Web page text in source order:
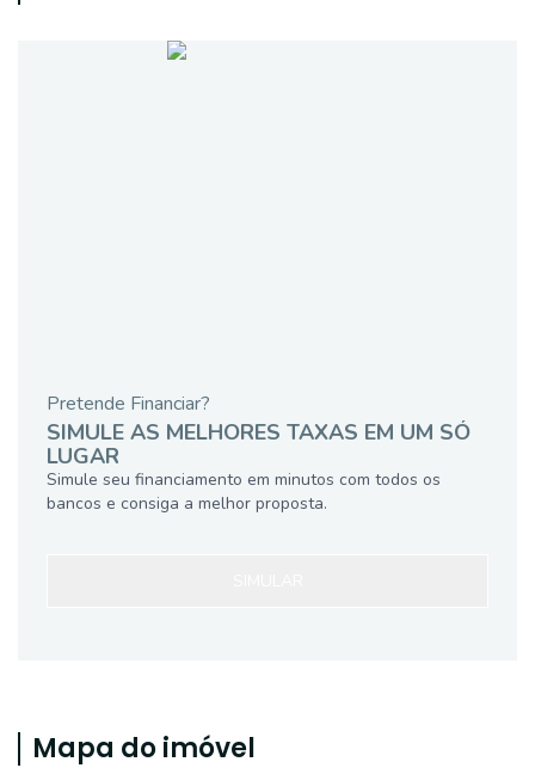
Pretende Financiar?
SIMULE AS MELHORES TAXAS EM UM SÓ
LUGAR
Simule seu financiamento em minutos com todos os
bancos e consiga a melhor proposta.
Mapa do imóvel